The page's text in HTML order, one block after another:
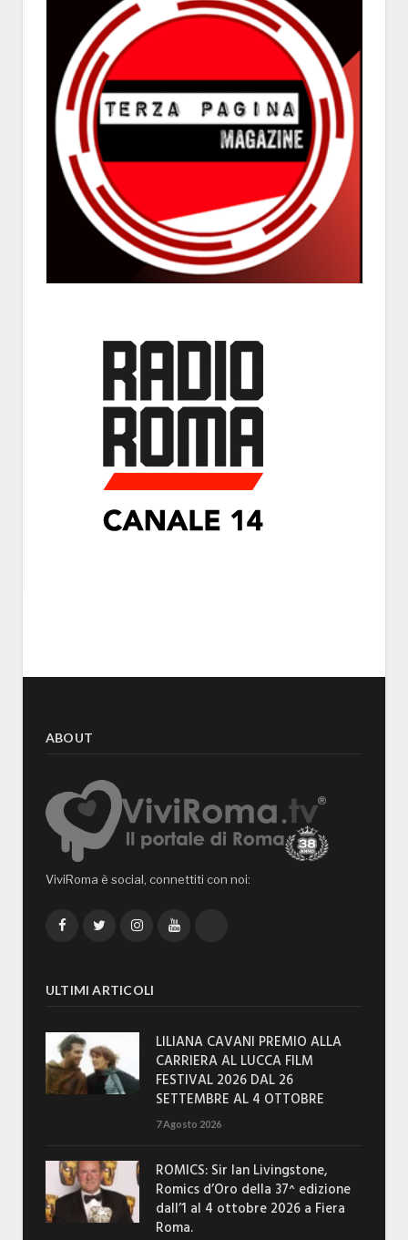
ABOUT
ViviRoma è social, connettiti con noi:
FacebookTwitterInstagramYouTube
ULTIMI ARTICOLI
LILIANA CAVANI PREMIO ALLA
CARRIERA AL LUCCA FILM
FESTIVAL 2026 DAL 26
SETTEMBRE AL 4 OTTOBRE
7 Agosto 2026
ROMICS: Sir Ian Livingstone,
Romics d’Oro della 37^ edizione
dall’1 al 4 ottobre 2026 a Fiera
Roma.